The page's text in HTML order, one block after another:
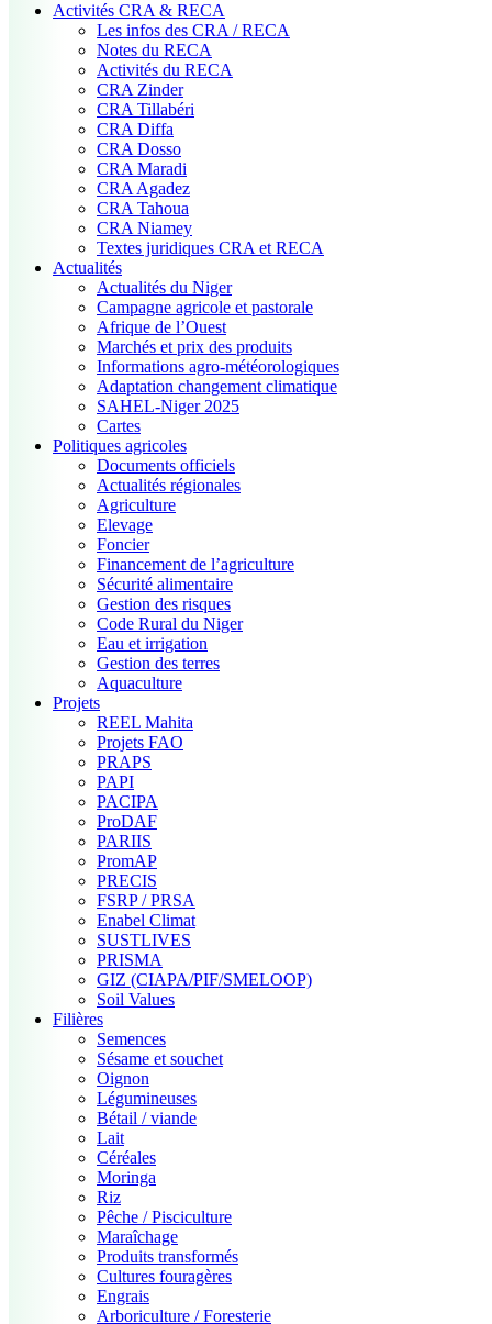
Activités CRA & RECA
Les infos des CRA / RECA
Notes du RECA
Activités du RECA
CRA Zinder
CRA Tillabéri
CRA Diffa
CRA Dosso
CRA Maradi
CRA Agadez
CRA Tahoua
CRA Niamey
Textes juridiques CRA et RECA
Actualités
Actualités du Niger
Campagne agricole et pastorale
Afrique de l’Ouest
Marchés et prix des produits
Informations agro-météorologiques
Adaptation changement climatique
SAHEL-Niger 2025
Cartes
Politiques agricoles
Documents officiels
Actualités régionales
Agriculture
Elevage
Foncier
Financement de l’agriculture
Sécurité alimentaire
Gestion des risques
Code Rural du Niger
Eau et irrigation
Gestion des terres
Aquaculture
Projets
REEL Mahita
Projets FAO
PRAPS
PAPI
PACIPA
ProDAF
PARIIS
PromAP
PRECIS
FSRP / PRSA
Enabel Climat
SUSTLIVES
PRISMA
GIZ (CIAPA/PIF/SMELOOP)
Soil Values
Filières
Semences
Sésame et souchet
Oignon
Légumineuses
Bétail / viande
Lait
Céréales
Moringa
Riz
Pêche / Pisciculture
Maraîchage
Produits transformés
Cultures fouragères
Engrais
Arboriculture / Foresterie